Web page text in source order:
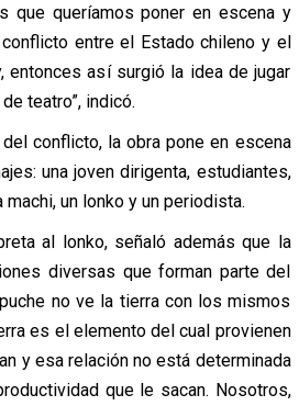
que queríamos poner en escena y
entre el Estado chileno y el
entonces así surgió la idea de jugar
teatro”, indicó.
conflicto, la obra pone en escena
una joven dirigenta, estudiantes,
un lonko y un periodista.
al lonko, señaló además que la
diversas que forman parte del
no ve la tierra con los mismos
es el elemento del cual provienen
y esa relación no está determinada
que le sacan. Nosotros,